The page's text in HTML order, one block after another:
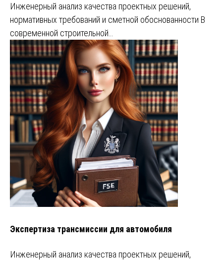
Инженерный анализ качества проектных решений,
нормативных требований и сметной обоснованности В
современной строительной…
Экспертиза трансмиссии для автомобиля
Инженерный анализ качества проектных решений,